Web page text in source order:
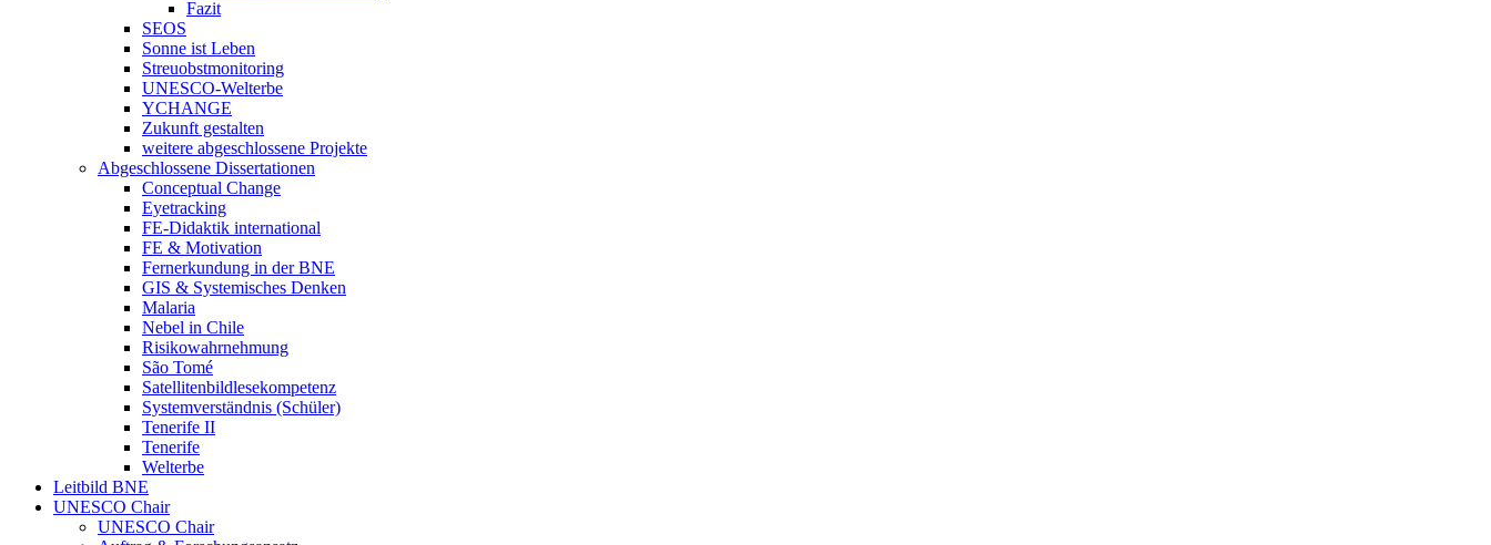
Fazit
SEOS
Sonne ist Leben
Streuobstmonitoring
UNESCO-Welterbe
YCHANGE
Zukunft gestalten
weitere abgeschlossene Projekte
Abgeschlossene Dissertationen
Conceptual Change
Eyetracking
FE-Didaktik international
FE & Motivation
Fernerkundung in der BNE
GIS & Systemisches Denken
Malaria
Nebel in Chile
Risikowahrnehmung
São Tomé
Satellitenbildlesekompetenz
Systemverständnis (Schüler)
Tenerife II
Tenerife
Welterbe
Leitbild BNE
UNESCO Chair
UNESCO Chair